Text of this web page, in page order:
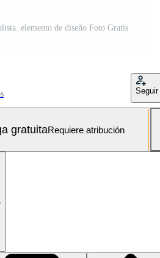
elemento de diseño Foto Gratis
Seguir
gratuitaRequiere atribución